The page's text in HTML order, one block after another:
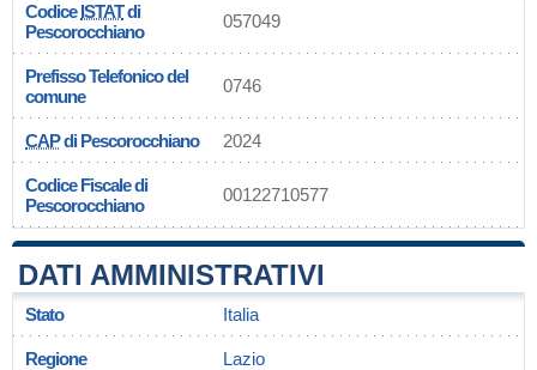
CodiceISTATdi
Pescorocchiano
057049
Prefisso Telefonico del
comune
0746
CAPdi Pescorocchiano 2024
Codice Fiscale di
Pescorocchiano
00122710577
DATI AMMINISTRATIVI
Stato Italia
Regione Lazio